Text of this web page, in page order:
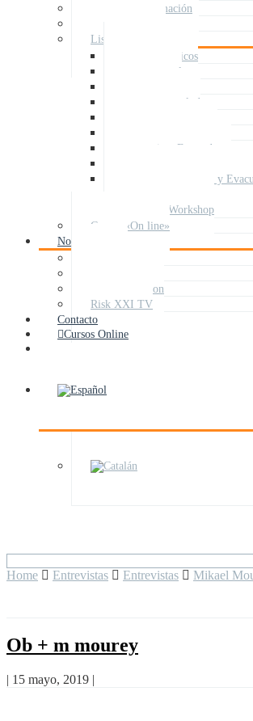
RISK XXI Formación
Lista de Cursos
PRL Específicos
PRL General
Bienestar y salud
Docencia – Formadores
Plan de Emergencia y
Talleres / Workshop
Cursos «On line»
Noticias
Art&Prevention
Risk XXI TV
Contacto
Cursos Online
Home Entrevistas Entrevistas Mikael
Ob + m mourey
| 15 mayo, 2019 |